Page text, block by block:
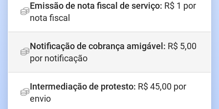
Emissão de nota fiscal de serviço: R$ 1 por
nota fiscal
Notificação de cobrança amigável : R$ 5,00
por notificação
Intermediação de protesto: R$ 45,00 por
envio